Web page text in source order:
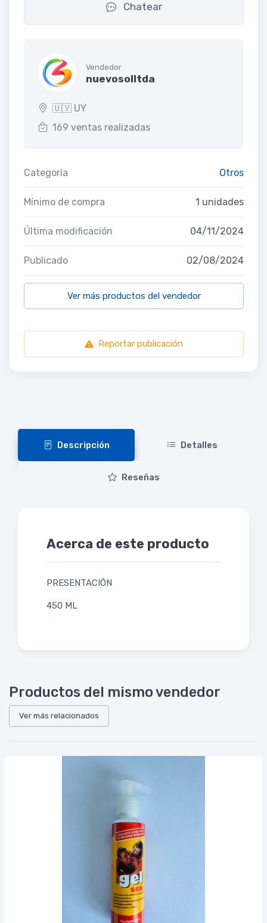
Chatear
Vendedor
nuevosolltda
🇺🇾 UY
169 ventas realizadas
Categoría Otros
Mínimo de compra 1 unidades
Última modificación 04/11/2024
Publicado 02/08/2024
Ver más productos del vendedor
Reportar publicación
Descripción Detalles
Reseñas
Acerca de este producto
PRESENTACIÓN
450 ML
Productos del mismo vendedor
Ver más relacionados